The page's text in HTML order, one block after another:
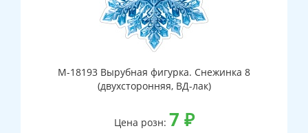
М-18193 Вырубная фигурка. Снежинка 8
(двухсторонняя, ВД-лак)
Цена розн: 7 ₽